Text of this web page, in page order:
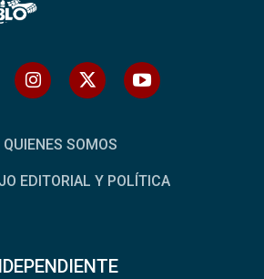
QUIENES SOMOS
EDITORIAL Y POLÍTICA